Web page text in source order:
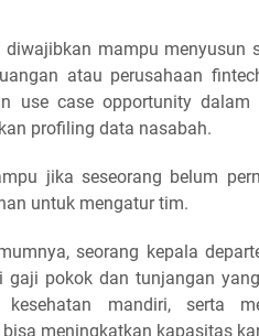
diwajibkan mampu menyusun
atau perusahaan
use case opportunity dalam
profiling data nasabah.
jika seseorang belum
untuk mengatur tim.
seorang kepala
gaji pokok dan tunjangan
kesehatan mandiri, serta
meningkatkan kapasitas